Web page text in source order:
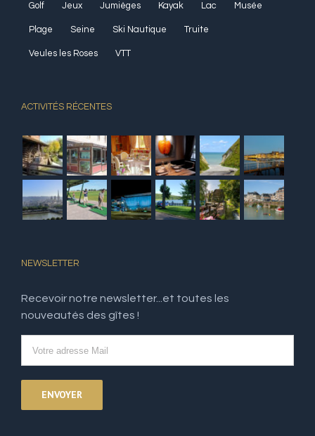
Golf Jeux Jumièges Kayak Lac Musée
Plage Seine Ski Nautique Truite
Veules les Roses VTT
ACTIVITÉS RÉCENTES
NEWSLETTER
Recevoir notre newsletter...et toutes les
nouveautés des gîtes !